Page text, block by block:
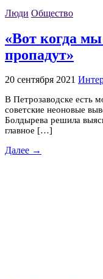
Люди Общество
«Вот когда
пропадут»
20 сентября 2021
В Петрозаводске есть
советские неоновые
Болдырева решила
главное […]
Далее →